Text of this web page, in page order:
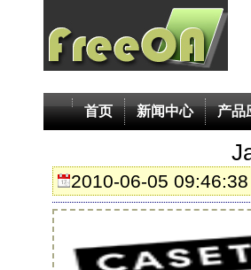
首页 新闻中心 产品
2010-06-05 09:46:38